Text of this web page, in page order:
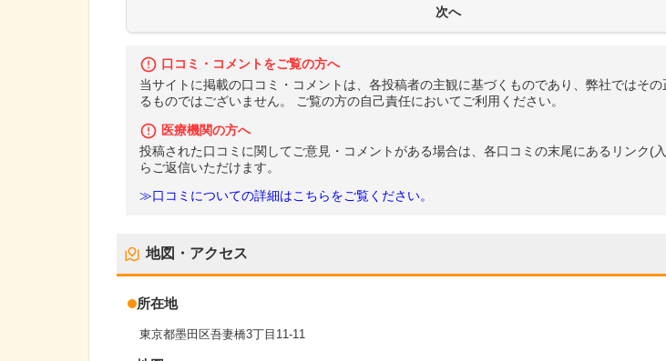
口コミ・コメントをご覧の方へ
当サイトに掲載の口コミ・コメントは、各投稿者の主観に基づくものであり、弊社ではその
るものではございません。 ご覧の方の自己責任においてご利用ください。
医療機関の方へ
投稿された口コミに関してご意見・コメントがある場合は、各口コミの末尾にあるリンク(
らご返信いただけます。
≫口コミについての詳細はこちらをご覧ください。
地図・アクセス
所在地
東京都墨田区吾妻橋3丁目11-11